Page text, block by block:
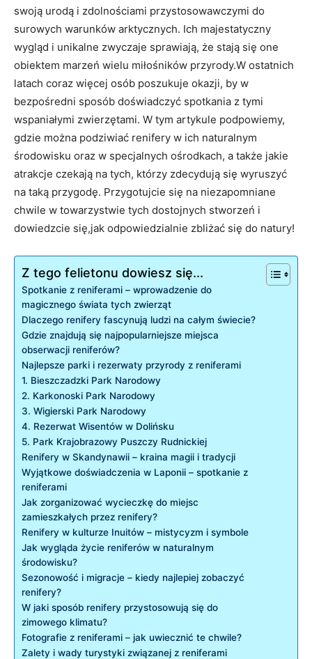
swoją urodą i zdolnościami przystosowawczymi do
surowych warunków arktycznych. Ich majestatyczny
wygląd i unikalne zwyczaje sprawiają, że stają się one
obiektem marzeń wielu miłośników przyrody.W ostatnich
latach coraz więcej osób poszukuje okazji, by w
bezpośredni sposób doświadczyć spotkania z tymi
wspaniałymi zwierzętami. W tym artykule podpowiemy,
gdzie można podziwiać renifery w ich naturalnym
środowisku oraz w specjalnych ośrodkach, a także jakie
atrakcje czekają na tych, którzy zdecydują się wyruszyć
na taką przygodę. Przygotujcie się na niezapomniane
chwile w towarzystwie tych dostojnych stworzeń i
dowiedzcie się,jak odpowiedzialnie zbliżać się do natury!
Z tego felietonu dowiesz się...
Spotkanie z reniferami – wprowadzenie do
magicznego świata tych zwierząt
Dlaczego renifery fascynują ludzi na całym świecie?
Gdzie znajdują się najpopularniejsze miejsca
obserwacji reniferów?
Najlepsze parki i rezerwaty przyrody z reniferami
1. Bieszczadzki Park Narodowy
2. Karkonoski Park Narodowy
3. Wigierski Park Narodowy
4. Rezerwat Wisentów w Dolińsku
5. Park Krajobrazowy Puszczy Rudnickiej
Renifery w Skandynawii – kraina magii i tradycji
Wyjątkowe doświadczenia w Laponii – spotkanie z
reniferami
Jak zorganizować wycieczkę do miejsc
zamieszkałych przez renifery?
Renifery w kulturze Inuitów – mistycyzm i symbole
Jak wygląda życie reniferów w naturalnym
środowisku?
Sezonowość i migracje – kiedy najlepiej zobaczyć
renifery?
W jaki sposób renifery przystosowują się do
zimowego klimatu?
Fotografie z reniferami – jak uwiecznić te chwile?
Zalety i wady turystyki związanej z reniferami